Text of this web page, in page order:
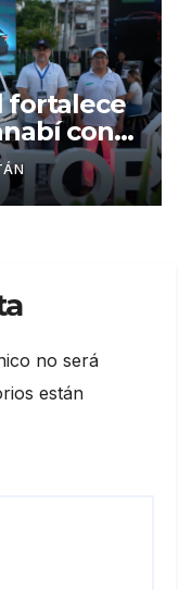
fortalece
con
2026
no será
están